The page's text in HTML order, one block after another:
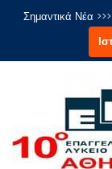
Σημαντικά Νέα >>>